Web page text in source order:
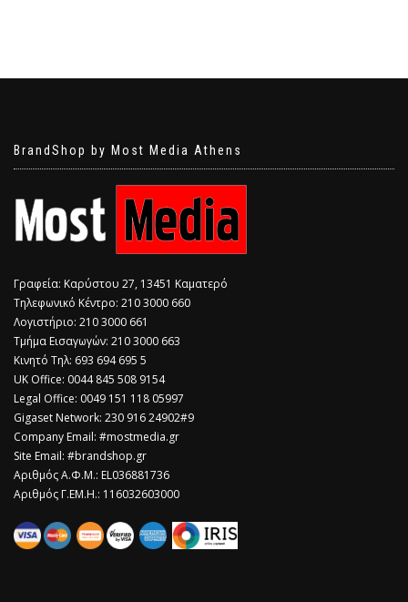
BrandShop by Most Media Athens
Γραφεία: Καρύστου 27, 13451 Καματερό
Τηλεφωνικό Κέντρο: 210 3000 660
Λογιστήριο: 210 3000 661
Τμήμα Εισαγωγών: 210 3000 663
Κινητό Τηλ: 693 694 695 5
​UK Office: 0044 845 508 9154
Legal Office: 0049 151 118 05997
Gigaset Network: 230 916 24902#9
Company Email: #mostmedia.gr
Site Email: #brandshop.gr
Αριθμός Α.Φ.Μ.: EL036881736
Αριθμός Γ.ΕΜ.Η.: 116032603000